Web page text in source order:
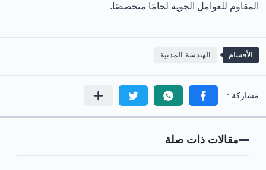
المقاوم للعوامل الجوية لحامًا متخصصًا.
الأقسام الهندسة المدنية
مقالات ذات صلة